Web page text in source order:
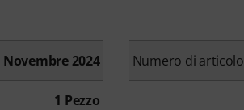
Novembre 2024 Numero di articolo
1 Pezzo